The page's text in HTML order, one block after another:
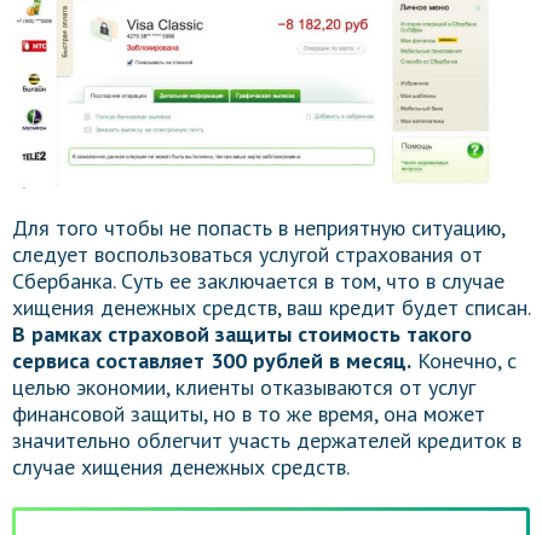
Для того чтобы не попасть в неприятную ситуацию,
следует воспользоваться услугой страхования от
Сбербанка. Суть ее заключается в том, что в случае
хищения денежных средств, ваш кредит будет списан.
В рамках страховой защиты стоимость такого
сервиса составляет 300 рублей в месяц. Конечно, с
целью экономии, клиенты отказываются от услуг
финансовой защиты, но в то же время, она может
значительно облегчит участь держателей кредиток в
случае хищения денежных средств.